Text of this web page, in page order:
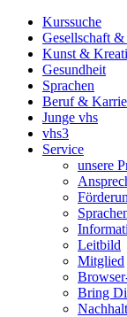
Kurssuche
Gesellschaft
Kunst &
Gesundheit
Sprachen
Beruf &
Junge vhs
vhs3
Service
unsere
Leitbild
Mitglied
Bring